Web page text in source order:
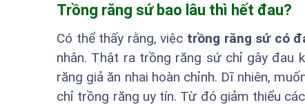
Trồng răng sứ bao lâu thì hết đau?
Có thể thấy rằng, việc trồng răng sứ có
nhân. Thật ra trồng răng sứ chỉ gây đau
răng giả ăn nhai hoàn chỉnh. Dĩ nhiên,
chỉ trồng răng uy tín. Từ đó giảm thiểu